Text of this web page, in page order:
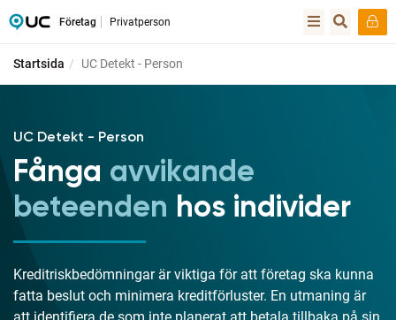
Företag Privatperson
Startsida UC Detekt - Person
UC Detekt - Person
Fånga avvikande
beteenden hos individer
Kreditriskbedömningar är viktiga för att företag ska kunna
fatta beslut och minimera kreditförluster. En utmaning är